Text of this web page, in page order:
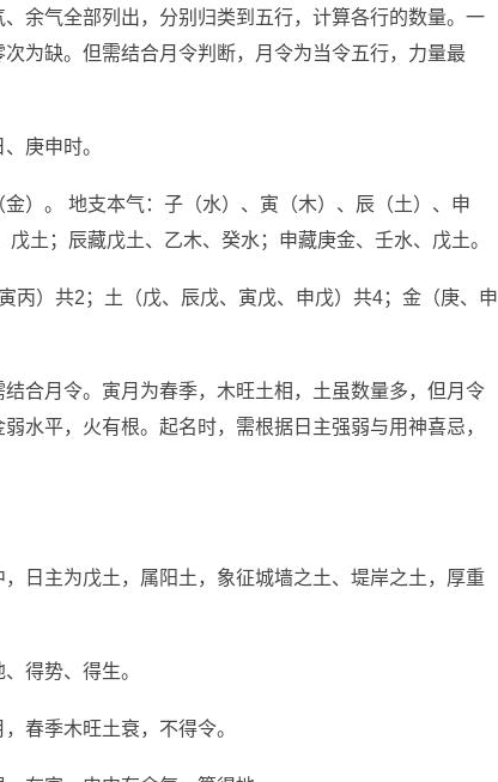
余气全部列出，分别归类到五行，计算各行的数量。一
为缺。但需结合月令判断，月令为当令五行，力量最
庚申时。
）。 地支本气：子（水）、寅（木）、辰（土）、申
土；辰藏戊土、乙木、癸水；申藏庚金、壬水、戊土。
丙）共2；土（戊、辰戊、寅戊、申戊）共4；金（庚、申
合月令。寅月为春季，木旺土相，土虽数量多，但月令
水平，火有根。起名时，需根据日主强弱与用神喜忌，
日主为戊土，属阳土，象征城墙之土、堤岸之土，厚重
得势、得生。
春季木旺土衰，不得令。